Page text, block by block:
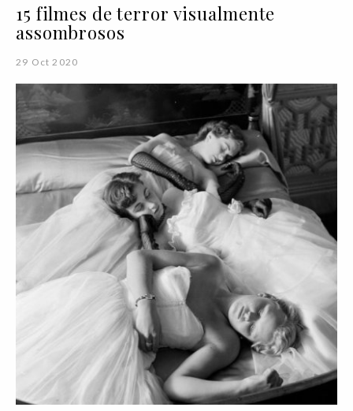
15 filmes de terror visualmente
assombrosos
29 Oct 2020